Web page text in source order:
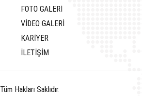
FOTO GALERİ
VİDEO GALERİ
KARİYER
İLETİŞİM
Tüm Hakları Saklıdır.